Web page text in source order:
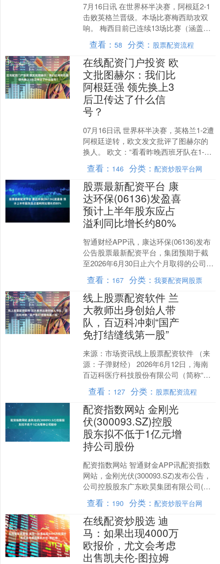
7月16日讯 在世界杯半决赛，阿根廷2-1
击败英格兰晋级。本场比赛梅西助攻双
响。 梅西目前已连续13场比赛（涵盖俱
乐部与国家队赛事）取得进球或助攻。
在他39岁之....
查看：58 分类： 股票配资流程
在线配资门户投资 欧
文批图赫尔：我们比
阿根廷强 领先换上3
后卫传达了什么信
号？
07月16日讯 世界杯半决赛，英格兰1-2遭
阿根廷逆转，欧文发文批评了图赫尔的
换人。 欧文：“看看昨晚西班牙队在1-0
领先时的表现。那是勇气，那是胆识。
再看看英....
查看： 146 分类： 配资炒股平台网
股票最新配资平台 康
达环保(06136)发盈喜
预计上半年股东应占
溢利同比增长约80%
智通财经APP讯，康达环保(06136)发布
公告股票最新配资平台，集团预期于截
至2026年6月30日止六个月取得的公司权
益持有人应占溢利将较截至2025年6月
3....
查看： 167 分类： 我要配资网股票
线上股票配资软件 兰
大教师出身创始人带
队，百迈科冲刺“国产
免打结缝线第一股”
来源：市场资讯线上股票配资软件 （来
源：子弹财经） 2026年6月12日，海南
百迈科医疗科技股份有限公司（简称“百
迈科”）在北交所上市委员会审议会议上
顺利过会，....
查看： 127 分类： 股票配资流程
配资指数网站 金刚光
伏(300093.SZ)控股
股东拟不低于1亿元增
持公司股份
配资指数网站 智通财金APP讯配资指数
网站，金刚光伏(300093.SZ)发布公告，
公司控股股东广东欧昊集团有限公司(以
下简称“欧昊集团”)拟在本公告披露之日
起....
查看： 190 分类： 配资炒股平台网
在线配资炒股选 迪
马：如果出现4000万
欧报价，尤文会考虑
出售凯夫伦-图拉姆